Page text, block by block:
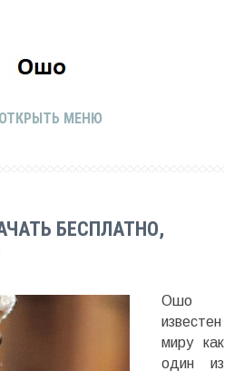
ОТКРЫТЬ МЕНЮ
БЕСПЛАТНО,
Ошо
известен
миру как
один из